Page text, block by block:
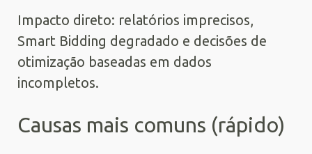
Impacto direto: relatórios imprecisos,
Smart Bidding degradado e decisões de
otimização baseadas em dados
incompletos.
Causas mais comuns (rápido)